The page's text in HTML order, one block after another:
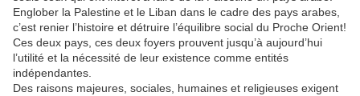
Englober la Palestine et le Liban dans le cadre des pays arabes,
c’est renier l’histoire et détruire l’équilibre social du Proche Orient!
Ces deux pays, ces deux foyers prouvent jusqu’à aujourd’hui
l’utilité et la nécessité de leur existence comme entités
indépendantes.
Des raisons majeures, sociales, humaines et religieuses exigent